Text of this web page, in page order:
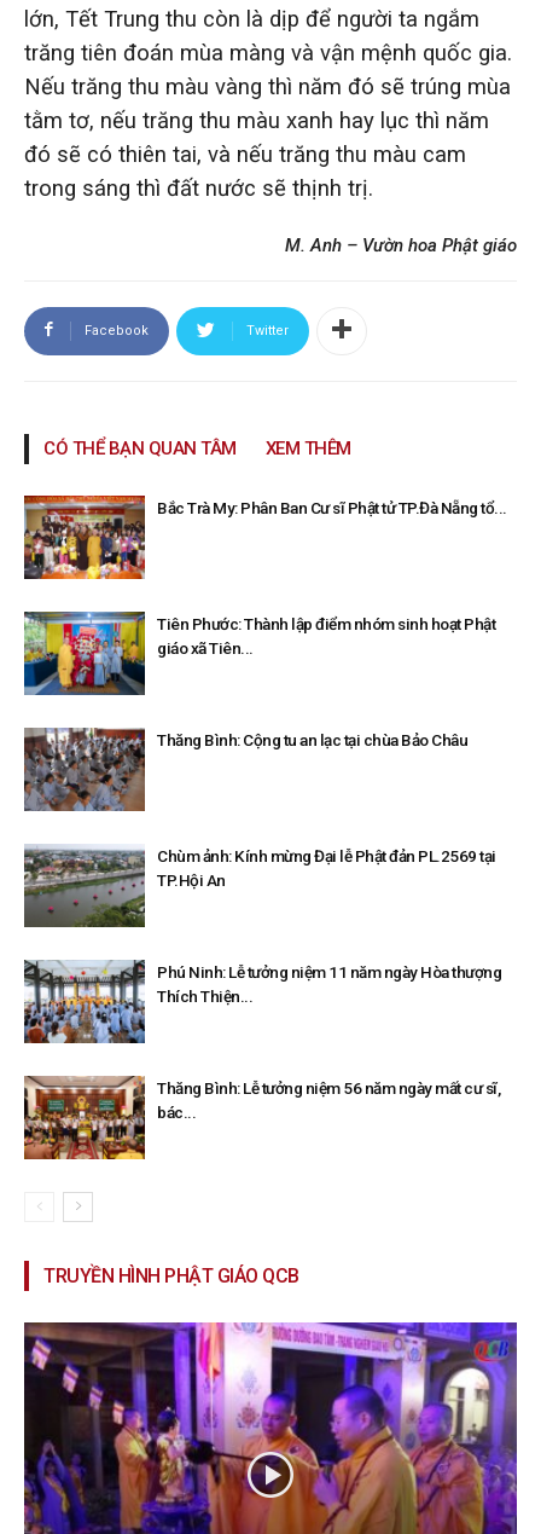
lớn, Tết Trung thu còn là dịp để người ta ngắm
trăng tiên đoán mùa màng và vận mệnh quốc gia.
Nếu trăng thu màu vàng thì năm đó sẽ trúng mùa
tằm tơ, nếu trăng thu màu xanh hay lục thì năm
đó sẽ có thiên tai, và nếu trăng thu màu cam
trong sáng thì đất nước sẽ thịnh trị.
M. Anh – Vườn hoa Phật giáo
Facebook Twitter
CÓ THỂ BẠN QUAN TÂM XEM THÊM
Bắc Trà My: Phân Ban Cư sĩ Phật tử TP.Đà Nẵng tổ...
Tiên Phước: Thành lập điểm nhóm sinh hoạt Phật
giáo xã Tiên...
Thăng Bình: Cộng tu an lạc tại chùa Bảo Châu
Chùm ảnh: Kính mừng Đại lễ Phật đản PL.2569 tại
TP.Hội An
Phú Ninh: Lễ tưởng niệm 11 năm ngày Hòa thượng
Thích Thiện...
Thăng Bình: Lễ tưởng niệm 56 năm ngày mất cư sĩ,
bác...
TRUYỀN HÌNH PHẬT GIÁO QCB